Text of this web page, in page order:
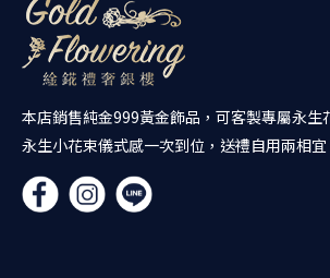
本店銷售純金999黃金飾品，可客製專屬永生
永生小花束儀式感一次到位，送禮自用兩相宜